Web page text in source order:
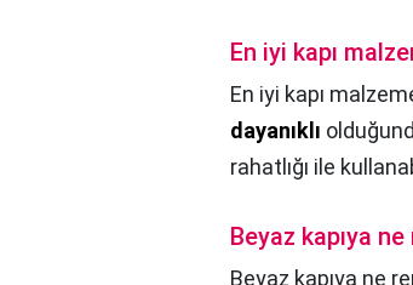
En iyi kapı
En iyi kapı
dayanıklı
rahatlığı ile
Beyaz kapıya
Beyaz kapıya ne